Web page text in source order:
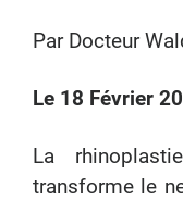
Par Docteur
Le 18 Février
La
transforme le